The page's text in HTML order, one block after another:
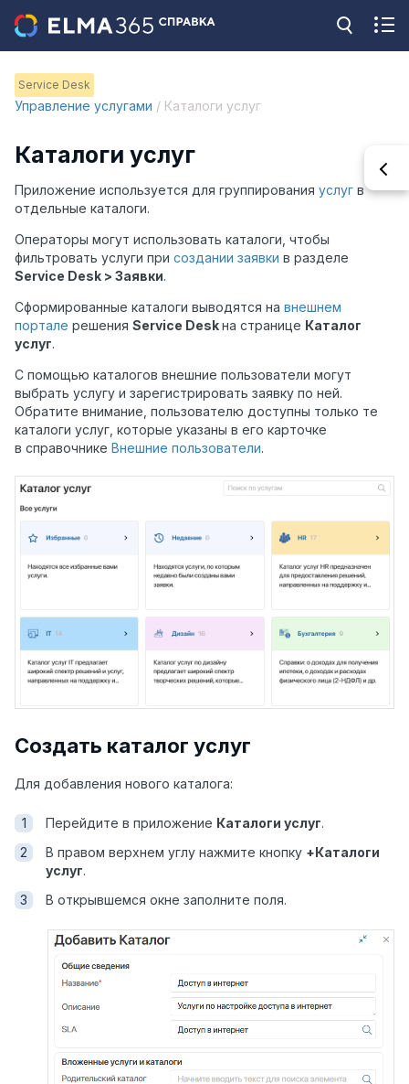
Service Desk
Управление услугами / Каталоги услуг
Каталоги услуг
Приложение используется для группирования услуг в
отдельные каталоги.
Операторы могут использовать каталоги, чтобы
фильтровать услуги при создании заявки в разделе
Service Desk > Заявки.
Сформированные каталоги выводятся на внешнем
портале решения Service Deskна странице Каталог
услуг.
С помощью каталогов внешние пользователи могут
выбрать услугу и зарегистрировать заявку по ней.
Обратите внимание, пользователю доступны только те
каталоги услуг, которые указаны в его карточке
в справочнике Внешние пользователи.
Создать каталог услуг
Для добавления нового каталога:
Перейдите в приложение Каталоги услуг.
В правом верхнем углу нажмите кнопку +Каталоги
услуг.
В открывшемся окне заполните поля.